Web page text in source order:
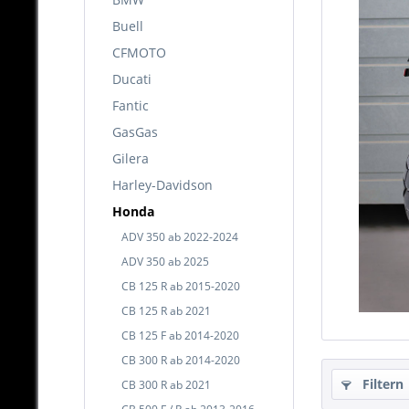
Buell
CFMOTO
Ducati
Fantic
GasGas
Gilera
Harley-Davidson
Honda
ADV 350 ab 2022-2024
ADV 350 ab 2025
CB 125 R ab 2015-2020
CB 125 R ab 2021
CB 125 F ab 2014-2020
CB 300 R ab 2014-2020
CB 300 R ab 2021
Filtern